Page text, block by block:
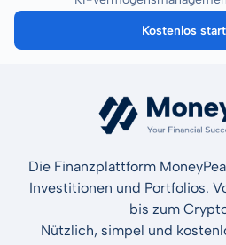
Kostenlos
Die Finanzplattform
Investitionen und Portfolios.
bis zum
Nützlich, simpel und